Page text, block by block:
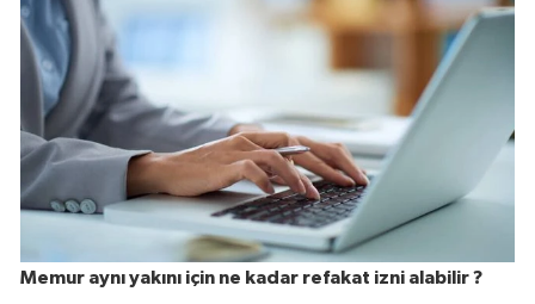
Memur aynı yakını için ne kadar refakat izni alabilir ?